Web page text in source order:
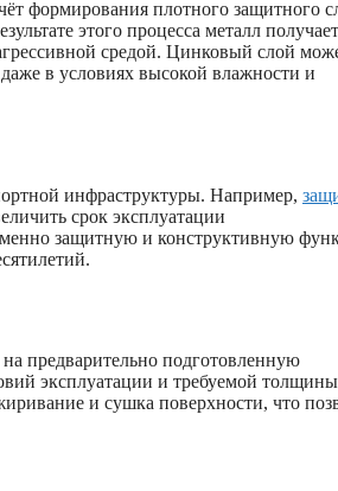
формирования плотного защитного
этого процесса металл получает
средой. Цинковый слой
в условиях высокой влажности и
инфраструктуры. Например,
срок эксплуатации
защитную и конструктивную
предварительно подготовленную
эксплуатации и требуемой толщины
и сушка поверхности, что